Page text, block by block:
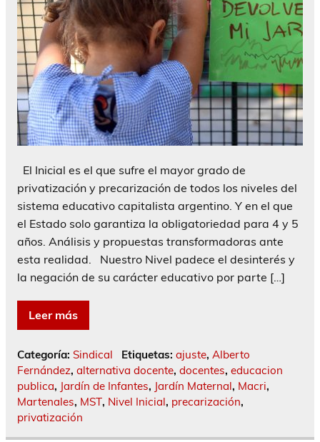
El Inicial es el que sufre el mayor grado de
privatización y precarización de todos los niveles del
sistema educativo capitalista argentino. Y en el que
el Estado solo garantiza la obligatoriedad para 4 y 5
años. Análisis y propuestas transformadoras ante
esta realidad. Nuestro Nivel padece el desinterés y
la negación de su carácter educativo por parte […]
Leer más
Categoría: Sindical Etiquetas: ajuste, Alberto
Fernández, alternativa docente, docentes, educacion
publica, Jardín de Infantes, Jardín Maternal, Macri,
Martenales, MST, Nivel Inicial, precarización,
privatización